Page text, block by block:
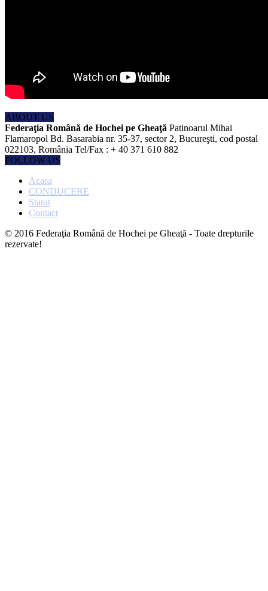
ABOUT US
Federaţia Română de Hochei pe Gheaţă Patinoarul Mihai
Flamaropol Bd. Basarabia nr. 35-37, sector 2, Bucureşti, cod postal
022103, România Tel/Fax : + 40 371 610 882
FOLLOW US
Acasa
CONDUCERE
Statut
Contact
© 2016 Federaţia Română de Hochei pe Gheaţă - Toate drepturile
rezervate!